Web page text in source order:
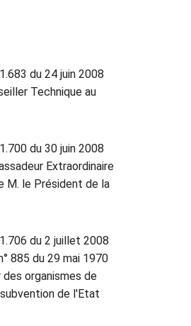
du 24 juin 2008
Technique au
du 30 juin 2008
Extraordinaire
M. le Président de la
du 2 juillet 2008
885 du 29 mai 1970
organismes de
de l'Etat